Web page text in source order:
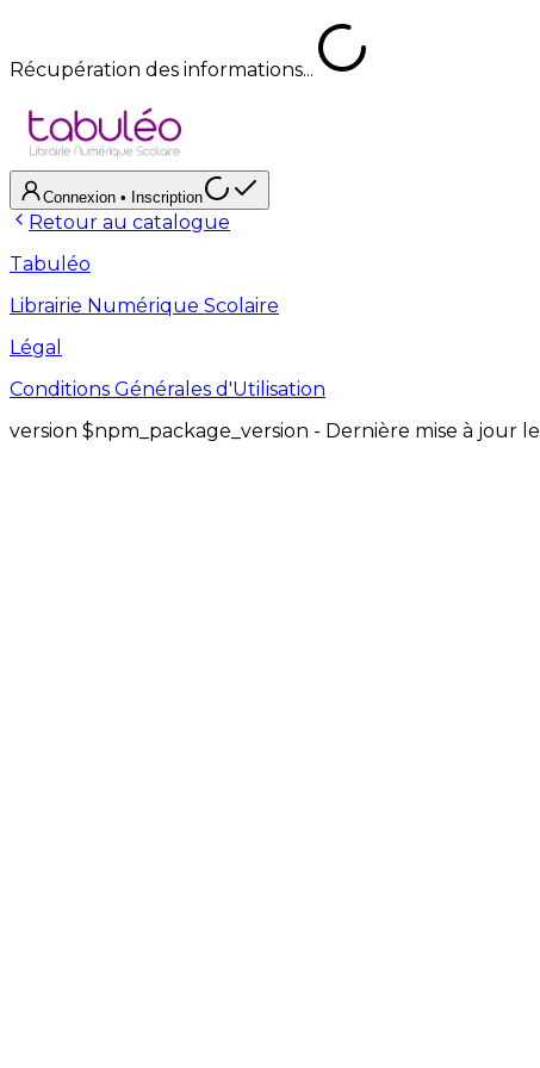
Récupération des informations...
Connexion • Inscription
Retour au catalogue
Tabuléo
Librairie Numérique Scolaire
Légal
Conditions Générales d'Utilisation
version $npm_package_version - Dernière mise à jour le